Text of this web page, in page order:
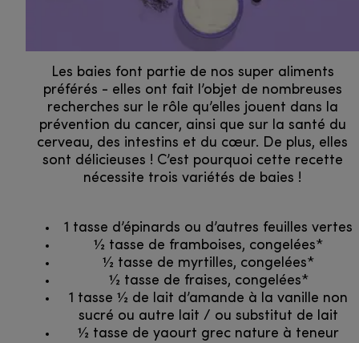
Les baies font partie de nos super aliments
préférés - elles ont fait l’objet de nombreuses
recherches sur le rôle qu’elles jouent dans la
prévention du cancer, ainsi que sur la santé du
cerveau, des intestins et du cœur. De plus, elles
sont délicieuses ! C’est pourquoi cette recette
nécessite trois variétés de baies !
1 tasse d’épinards ou d’autres feuilles vertes
1⁄2 tasse de framboises, congelées*
1⁄2 tasse de myrtilles, congelées*
1⁄2 tasse de fraises, congelées*
1 tasse 1⁄2 de lait d’amande à la vanille non
sucré ou autre lait / ou substitut de lait
1⁄2 tasse de yaourt grec nature à teneur